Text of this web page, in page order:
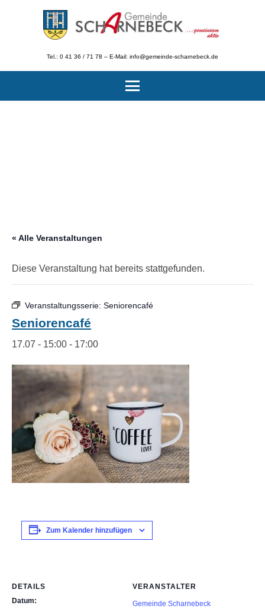
Tel.: 0 41 36 / 71 78 – E-Mail: info@gemeinde-scharnebeck.de
« Alle Veranstaltungen
Diese Veranstaltung hat bereits stattgefunden.
Veranstaltungsserie: Seniorencafé
Seniorencafé
17.07 - 15:00 - 17:00
Zum Kalender hinzufügen
DETAILS
Datum:
VERANSTALTER
Gemeinde Scharnebeck